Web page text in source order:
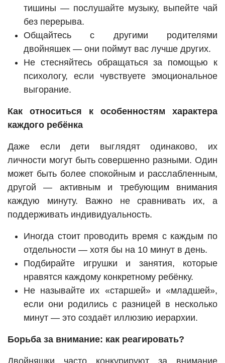
тишины — послушайте музыку, выпейте чай
без перерыва.
Общайтесь с другими родителями
двойняшек — они поймут вас лучше других.
Не стесняйтесь обращаться за помощью к
психологу, если чувствуете эмоциональное
выгорание.
Как относиться к особенностям характера
каждого ребёнка
Даже если дети выглядят одинаково, их
личности могут быть совершенно разными. Один
может быть более спокойным и расслабленным,
другой — активным и требующим внимания
каждую минуту. Важно не сравнивать их, а
поддерживать индивидуальность.
Иногда стоит проводить время с каждым по
отдельности — хотя бы на 10 минут в день.
Подбирайте игрушки и занятия, которые
нравятся каждому конкретному ребёнку.
Не называйте их «старшей» и «младшей»,
если они родились с разницей в несколько
минут — это создаёт иллюзию иерархии.
Борьба за внимание: как реагировать?
Двойняшки часто конкурируют за внимание